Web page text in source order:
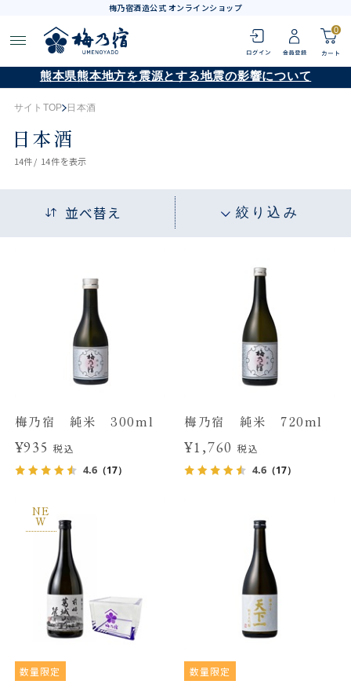
梅乃宿酒造公式 オンラインショップ
0
熊本県熊本地方を震源とする地震の影響について
サイトTOP 日本酒
日本酒
14件 / 14件を表示
並べ替え 絞り込み
梅乃宿 純米 300ml
¥935税込
4.6（17）
梅乃宿 純米 720ml
¥1,760 税込
4.6 （17）
NE
W
数量限定 数量限定